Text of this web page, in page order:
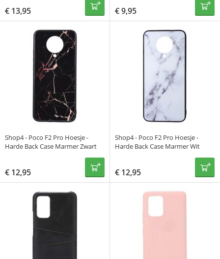
€ 13,95 €9,95
Shop4 - Poco F2 Pro Hoesje -
Harde Back Case Marmer Zwart
€ 12,95
Shop4 - Poco F2 Pro Hoesje -
Harde Back Case Marmer Wit
€ 12,95